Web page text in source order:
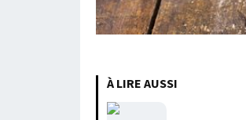
À LIRE AUSSI